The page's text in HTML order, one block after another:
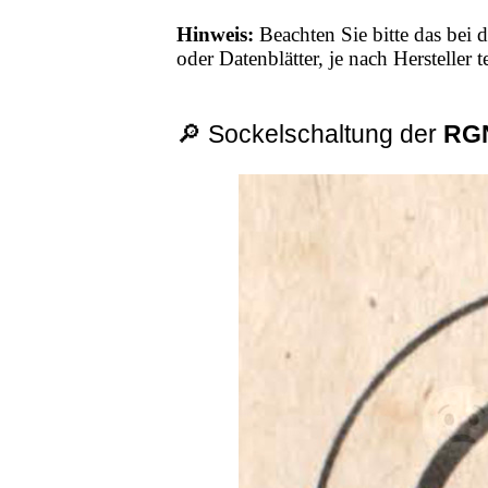
Hinweis: Beachten Sie bitte das bei
oder Datenblätter, je nach Hersteller
🔎 Sockelschaltung der